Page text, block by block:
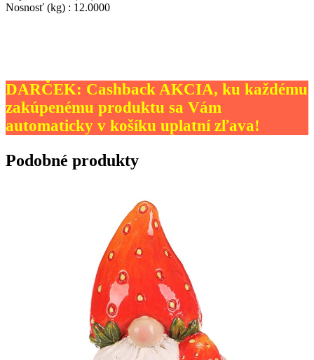
Nosnosť (kg) : 12.0000
DARČEK: Cashback AKCIA, ku každému
zakúpenému produktu sa Vám
automaticky v košíku uplatní zľava!
Podobné produkty